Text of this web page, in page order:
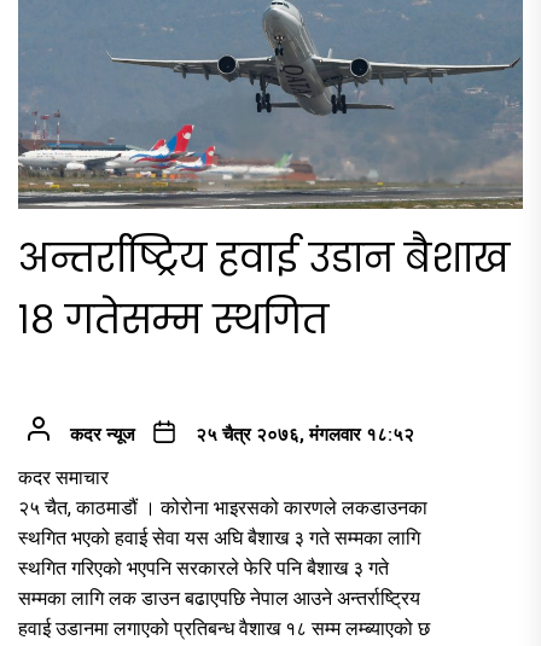
अन्तर्राष्ट्रिय हवाई उडान बैशाख
१८ गतेसम्म स्थगित
कदर न्यूज २५ चैत्र २०७६, मंगलवार १८:५२
कदर समाचार
२५ चैत, काठमाडौं । कोरोना भाइरसको कारणले लकडाउनका
स्थगित भएको हवाई सेवा यस अघि बैशाख ३ गते सम्मका लागि
स्थगित गरिएको भएपनि सरकारले फेरि पनि बैशाख ३ गते
सम्मका लागि लक डाउन बढाएपछि नेपाल आउने अन्तर्राष्ट्रिय
हवाई उडानमा लगाएको प्रतिबन्ध वैशाख १८ सम्म लम्ब्याएको छ